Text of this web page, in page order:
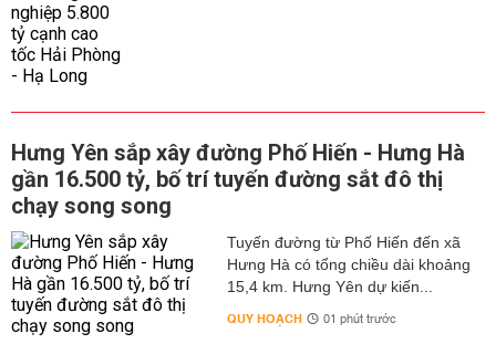
Hưng Yên sắp xây đường Phố Hiến - Hưng Hà
gần 16.500 tỷ, bố trí tuyến đường sắt đô thị
chạy song song
Tuyến đường từ Phố Hiến đến xã
Hưng Hà có tổng chiều dài khoảng
15,4 km. Hưng Yên dự kiến...
QUY HOẠCH 01 phút trước